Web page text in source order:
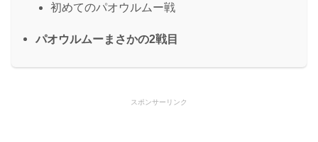
初めてのパオウルムー戦
パオウルムーまさかの2戦目
スポンサーリンク